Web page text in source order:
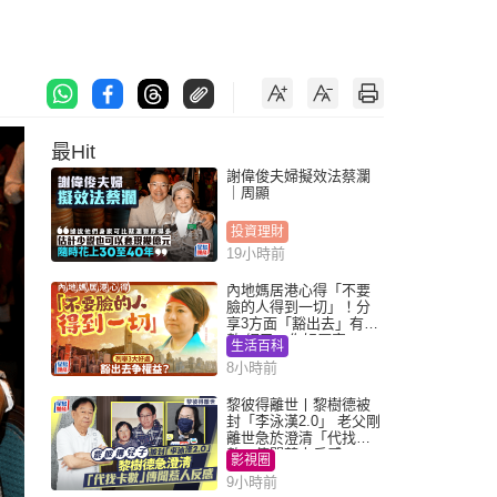
最Hit
謝偉俊夫婦擬效法蔡瀾
｜周顯
投資理財
19小時前
內地媽居港心得「不要
臉的人得到一切」！分
享3方面「豁出去」有著
數 網民：你好厲害
生活百科
8小時前
黎彼得離世丨黎樹德被
封「李泳漢2.0」 老父剛
離世急於澄清「代找卡
數」傳聞惹人反感
影視圈
9小時前